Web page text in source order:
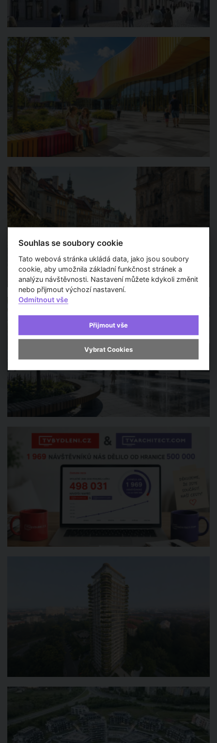
Souhlas se soubory cookie
Tato webová stránka ukládá data, jako jsou soubory
cookie, aby umožnila základní funkčnost stránek a
analýzu návštěvnosti. Nastavení můžete kdykoli změnit
nebo přijmout výchozí nastavení.
Odmítnout vše
Přijmout vše
Vybrat Cookies